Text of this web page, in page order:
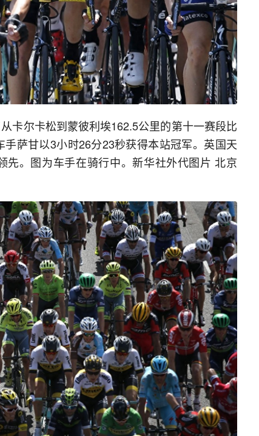
卡尔卡松到蒙彼利埃162.5公里的第十一赛段比
萨甘以3小时26分23秒获得本站冠军。英国天
先。图为车手在骑行中。新华社外代图片 北京